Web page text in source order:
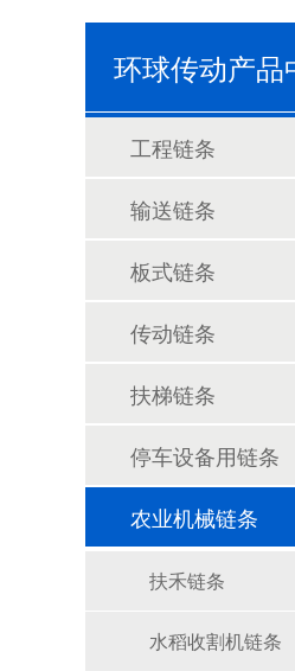
环球传动产品
工程链条
输送链条
板式链条
传动链条
扶梯链条
停车设备用链条
农业机械链条
扶禾链条
水稻收割机链条